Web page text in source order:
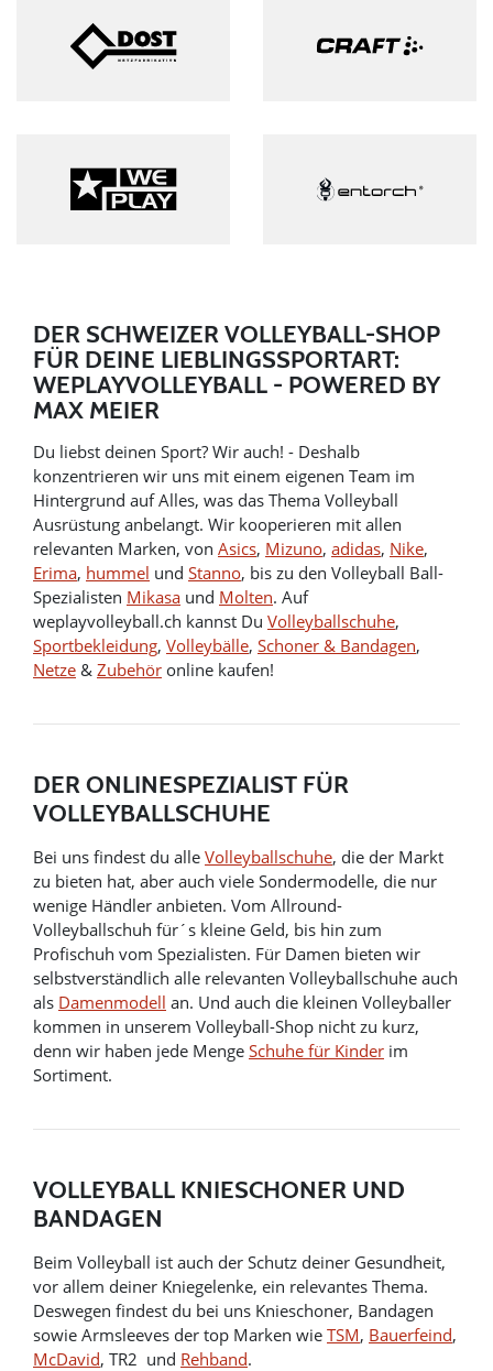
DER SCHWEIZER VOLLEYBALL-SHOP
FÜR DEINE LIEBLINGSSPORTART:
WEPLAYVOLLEYBALL - POWERED BY
MAX MEIER
Du liebst deinen Sport? Wir auch! - Deshalb
konzentrieren wir uns mit einem eigenen Team im
Hintergrund auf Alles, was das Thema Volleyball
Ausrüstung anbelangt. Wir kooperieren mit allen
relevanten Marken, von Asics, Mizuno, adidas, Nike,
Erima, hummel und Stanno, bis zu den Volleyball Ball-
Spezialisten Mikasa und Molten. Auf
weplayvolleyball.ch kannst Du Volleyballschuhe,
Sportbekleidung, Volleybälle, Schoner & Bandagen,
Netze & Zubehör online kaufen!
DER ONLINESPEZIALIST FÜR
VOLLEYBALLSCHUHE
Bei uns findest du alle Volleyballschuhe, die der Markt
zu bieten hat, aber auch viele Sondermodelle, die nur
wenige Händler anbieten. Vom Allround-
Volleyballschuh für´s kleine Geld, bis hin zum
Profischuh vom Spezialisten. Für Damen bieten wir
selbstverständlich alle relevanten Volleyballschuhe auch
als Damenmodell an. Und auch die kleinen Volleyballer
kommen in unserem Volleyball-Shop nicht zu kurz,
denn wir haben jede Menge Schuhe für Kinder im
Sortiment.
VOLLEYBALL KNIESCHONER UND
BANDAGEN
Beim Volleyball ist auch der Schutz deiner Gesundheit,
vor allem deiner Kniegelenke, ein relevantes Thema.
Deswegen findest du bei uns Knieschoner, Bandagen
sowie Armsleeves der top Marken wie TSM, Bauerfeind,
McDavid, TR2 und Rehband.